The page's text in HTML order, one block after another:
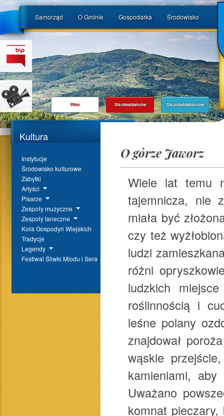
Samorząd O Gminie Gospodarka Środowisko
Pilne Dla mieszkańców Dla przedsiębiorców
Kultura
Instytucje
Środowisko kulturowe
Zabytki
Artyści
Pisarze
Zespoły muzyczne
Zespoły taneczne
Koła Gospodyń Wiejskich
Tradycje
Legendy
Festiwal Śliwki Miodu i Sera
O górze Jaworz
Wiele lat temu
tajemnicza, nie
miała być
czy też
ludzi
różni
ludzkich
roślinnością i
leśne polany
znajdował
wąskie
kamieniami,
Uważano
komnat